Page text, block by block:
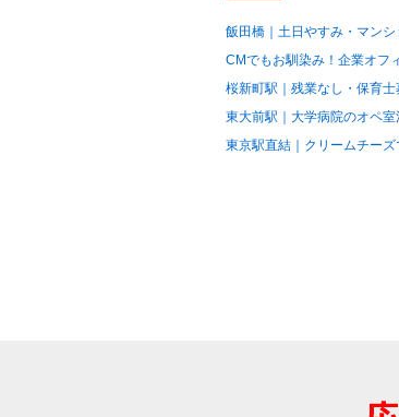
飯田橋｜土日やすみ・マンシ
CMでもお馴染み！企業オフ
桜新町駅｜残業なし・保育士
東大前駅｜大学病院のオペ室
東京駅直結｜クリームチー